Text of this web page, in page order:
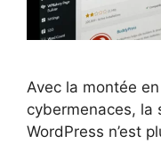
Avec la montée
cybermenaces, la
WordPress n’est